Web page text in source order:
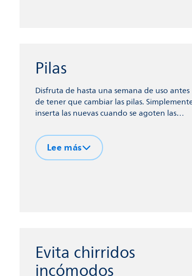
Pilas
Disfruta de hasta una semana de uso antes
de tener que cambiar las pilas.
inserta las nuevas cuando se agoten las
Lee más
Evita chirridos
incómodos